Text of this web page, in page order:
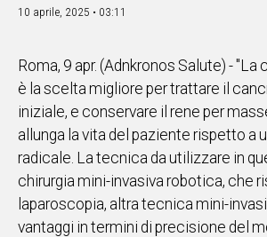
OGLIASTRA
ALTRE
NOTIZIE
POLITICA
IN
ITALIA
NEL
MONDO
10 aprile, 2025 • 03:11
Roma, 9 apr. (Adnkronos Salute) -
è la scelta migliore per trattare il
iniziale, e conservare il rene per
allunga la vita del paziente rispetto a
radicale. La tecnica da utilizzare in
chirurgia mini-invasiva robotica, che
laparoscopia, altra tecnica mini-
vantaggi in termini di precisione del